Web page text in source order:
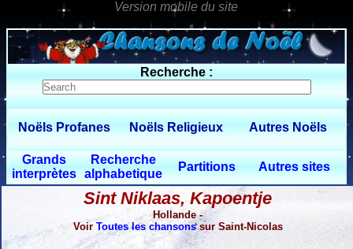
0 $limitbot 1 $limittot 2
Recherche :
Noëls Profanes Noëls Religieux Autres Noëls
Grands
interprètes
Recherche
alphabetique
Partitions Autres sites
Sint Niklaas, Kapoentje
Hollande -
Voir Toutes les chansonssur Saint-Nicolas